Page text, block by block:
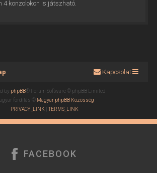
4 konzolokon is játszható.
Kapcsolat
by phpBB® Forum Software © phpBB Limited
fordítás © Magyar phpBB Közösség
PRIVACY_LINK |TERMS_LINK
FACEBOOK